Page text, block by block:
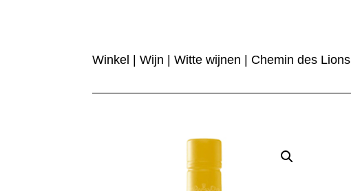
Winkel |Wijn |Witte wijnen | Chemin des Lions